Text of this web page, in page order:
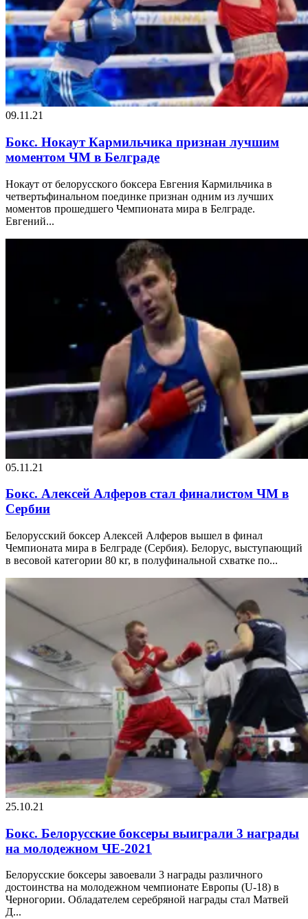
09.11.21
Бокс. Нокаут Кармильчика признан лучшим
моментом ЧМ в Белграде
Нокаут от белорусского боксера Евгения Кармильчика в
четвертьфинальном поединке признан одним из лучших
моментов прошедшего Чемпионата мира в Белграде.
Евгений...
05.11.21
Бокс. Алексей Алферов стал финалистом ЧМ в
Сербии
Белорусский боксер Алексей Алферов вышел в финал
Чемпионата мира в Белграде (Сербия). Белорус, выступающий
в весовой категории 80 кг, в полуфинальной схватке по...
25.10.21
Бокс. Белорусские боксеры выиграли 3 награды
на молодежном ЧЕ-2021
Белорусские боксеры завоевали 3 награды различного
достоинства на молодежном чемпионате Европы (U-18) в
Черногории. Обладателем серебряной награды стал Матвей
Д...